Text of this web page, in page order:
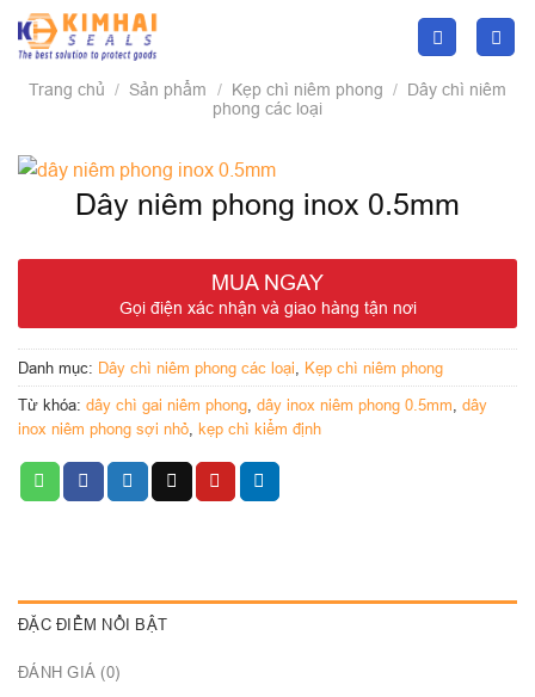
Skip
Trang chủ / Sản phẩm / Kẹp chì niêm phong / Dây chì niêm
phong các loại
Dây niêm phong inox 0.5mm
MUA NGAY
Gọi điện xác nhận và giao hàng tận nơi
Danh mục: Dây chì niêm phong các loại, Kẹp chì niêm phong
Từ khóa: dây chì gai niêm phong, dây inox niêm phong 0.5mm, dây
inox niêm phong sợi nhỏ, kẹp chì kiểm định
ĐẶC ĐIỂM NỔI BẬT
ĐÁNH GIÁ (0)